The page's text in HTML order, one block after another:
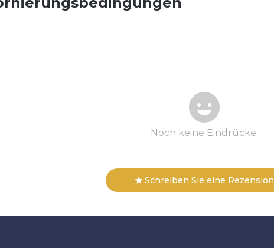
Noch keine Eindrücke.
Schreiben Sie eine Rezension